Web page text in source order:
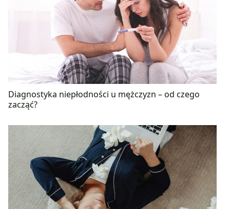
Diagnostyka niepłodności u mężczyzn – od czego
zacząć?